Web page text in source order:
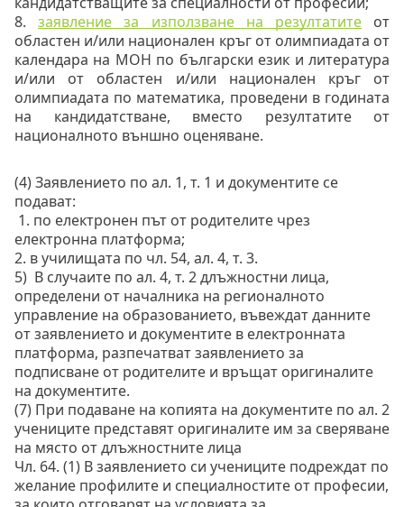
8. заявление за използване на резултатите от
областен и/или национален кръг от олимпиадата от
календара на МОН по български език и литература
и/или от областен и/или национален кръг от
олимпиадата по математика, проведени в годината
на кандидатстване, вместо резултатите от
националното външно оценяване.
(4) Заявлението по ал. 1, т. 1 и документите се
подават:
1. по електронен път от родителите чрез
електронна платформа;
2. в училищата по чл. 54, ал. 4, т. 3.
5)  В случаите по ал. 4, т. 2 длъжностни лица,
определени от началника на регионалното
управление на образованието, въвеждат данните
от заявлението и документите в електронната
платформа, разпечатват заявлението за
подписване от родителите и връщат оригиналите
на документите.
(7) При подаване на копията на документите по ал. 2
учениците представят оригиналите им за сверяване
на място от длъжностните лица
Чл. 64. (1) В заявлението си учениците подреждат по
желание профилите и специалностите от професии,